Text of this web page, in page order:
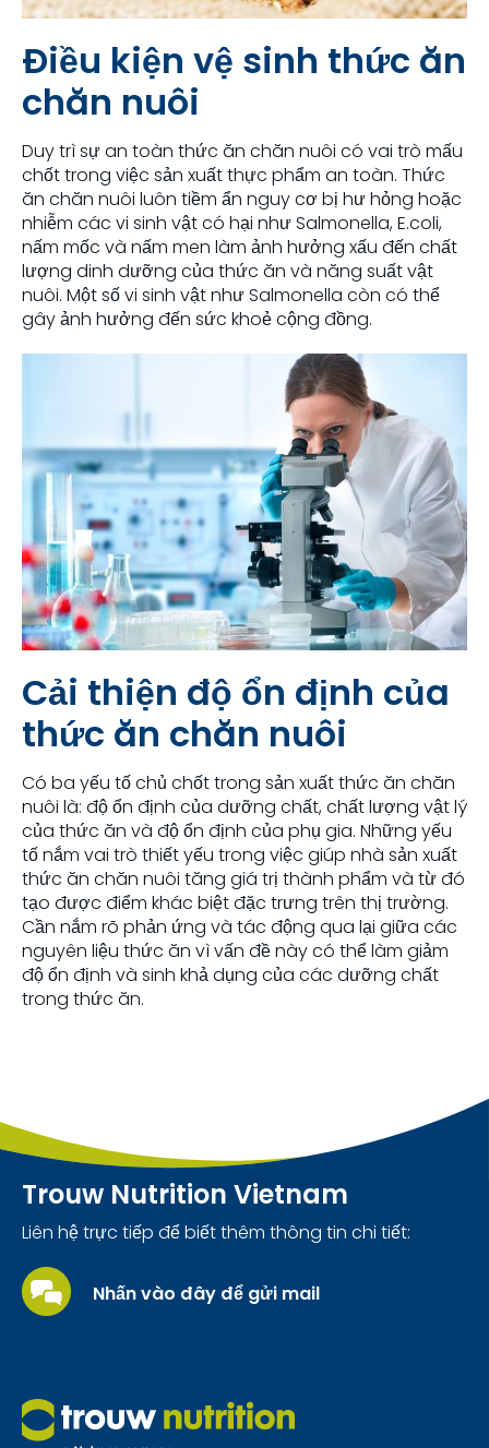
Điều kiện vệ sinh thức ăn
chăn nuôi
Duy trì sự an toàn thức ăn chăn nuôi có vai trò mấu
chốt trong việc sản xuất thực phẩm an toàn. Thức
ăn chăn nuôi luôn tiềm ẩn nguy cơ bị hư hỏng hoặc
nhiễm các vi sinh vật có hại như Salmonella, E.coli,
nấm mốc và nấm men làm ảnh hưởng xấu đến chất
lượng dinh dưỡng của thức ăn và năng suất vật
nuôi. Một số vi sinh vật như Salmonella còn có thể
gây ảnh hưởng đến sức khoẻ cộng đồng.
Cải thiện độ ổn định của
thức ăn chăn nuôi
Có ba yếu tố chủ chốt trong sản xuất thức ăn chăn
nuôi là: độ ổn định của dưỡng chất, chất lượng vật lý
của thức ăn và độ ổn định của phụ gia. Những yếu
tố nắm vai trò thiết yếu trong việc giúp nhà sản xuất
thức ăn chăn nuôi tăng giá trị thành phẩm và từ đó
tạo được điểm khác biệt đặc trưng trên thị trường.
Cần nắm rõ phản ứng và tác động qua lại giữa các
nguyên liệu thức ăn vì vấn đề này có thể làm giảm
độ ổn định và sinh khả dụng của các dưỡng chất
trong thức ăn.
Trouw Nutrition Vietnam
Liên hệ trực tiếp để biết thêm thông tin chi tiết:
Nhấn vào đây để gửi mail